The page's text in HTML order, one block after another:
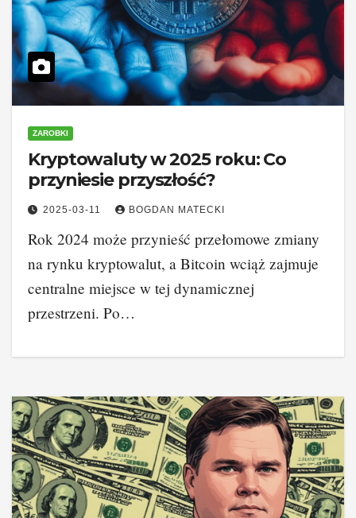
ZAROBKI
Kryptowaluty w 2025 roku: Co
przyniesie przyszłość?
2025-03-11 BOGDAN MATECKI
Rok 2024 może przynieść przełomowe zmiany
na rynku kryptowalut, a Bitcoin wciąż zajmuje
centralne miejsce w tej dynamicznej
przestrzeni. Po…